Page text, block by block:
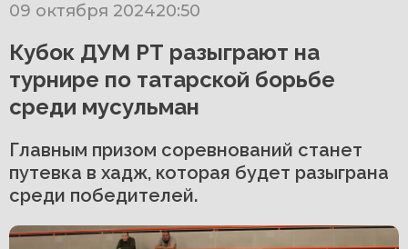
09 октября 202420:50
Кубок ДУМ РТ разыграют на
турнире по татарской борьбе
среди мусульман
Главным призом соревнований станет
путевка в хадж, которая будет разыграна
среди победителей.